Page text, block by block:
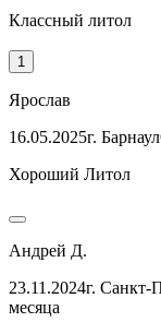
Классный литол
1
Ярослав
16.05.2025г. Барнаул
Хороший Литол
Андрей Д.
23.11.2024г. Санкт-
месяца